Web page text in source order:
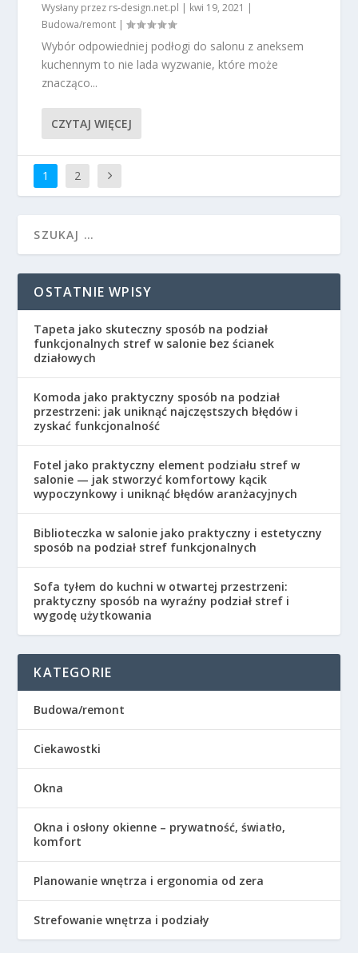
Wysłany przez rs-design.net.pl | kwi 19, 2021 |
Budowa/remont |
Wybór odpowiedniej podłogi do salonu z aneksem
kuchennym to nie lada wyzwanie, które może
znacząco...
CZYTAJ WIĘCEJ
1 2
OSTATNIE WPISY
Tapeta jako skuteczny sposób na podział
funkcjonalnych stref w salonie bez ścianek
działowych
Komoda jako praktyczny sposób na podział
przestrzeni: jak uniknąć najczęstszych błędów i
zyskać funkcjonalność
Fotel jako praktyczny element podziału stref w
salonie — jak stworzyć komfortowy kącik
wypoczynkowy i uniknąć błędów aranżacyjnych
Biblioteczka w salonie jako praktyczny i estetyczny
sposób na podział stref funkcjonalnych
Sofa tyłem do kuchni w otwartej przestrzeni:
praktyczny sposób na wyraźny podział stref i
wygodę użytkowania
KATEGORIE
Budowa/remont
Ciekawostki
Okna
Okna i osłony okienne – prywatność, światło,
komfort
Planowanie wnętrza i ergonomia od zera
Strefowanie wnętrza i podziały